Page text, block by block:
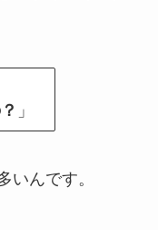
」
いんです。